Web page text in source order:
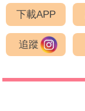
下載APP
追蹤